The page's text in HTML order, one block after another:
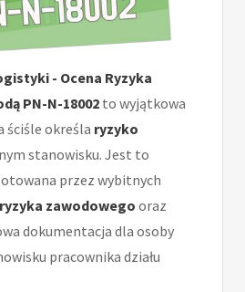
- Ocena Ryzyka
PN-N-18002 to wyjątkowa
ściśle określa ryzyko
stanowisku. Jest to
przez wybitnych
zawodowegooraz
dokumentacja dla osoby
pracownika działu